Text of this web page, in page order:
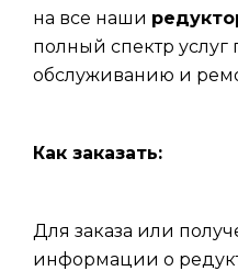
на все наши
полный спектр услуг
обслуживанию и
Как заказать:
Для заказа или
информации о